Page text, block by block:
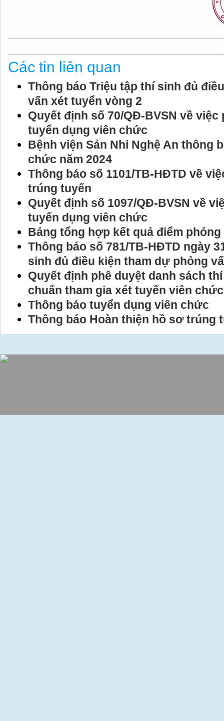
Các tin liên quan
Thông báo Triệu tập thí sinh đủ
vấn xét tuyển vòng 2
Quyết định số 70/QĐ-BVSN về việc
tuyển dụng viên chức
Bệnh viện Sản Nhi Nghệ An thông
chức năm 2024
Thông báo số 1101/TB-HĐTD về
trúng tuyển
Quyết định số 1097/QĐ-BVSN về
tuyển dụng viên chức
Bảng tổng hợp kết quả điểm phỏng
Thông báo số 781/TB-HĐTD ngày
sinh đủ điều kiện tham dự phỏng
Quyết định phê duyệt danh sách
chuẩn tham gia xét tuyển viên chức
Thông báo tuyển dụng viên chức
Thông báo Hoàn thiện hồ sơ trúng